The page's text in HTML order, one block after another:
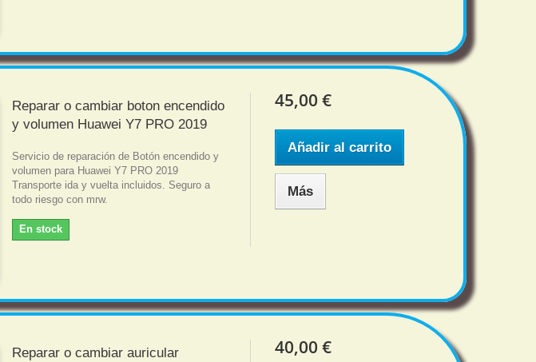
Reparar o cambiar boton encendido
y volumen Huawei Y7 PRO 2019
Servicio de reparación de Botón encendido y
volumen para Huawei Y7 PRO 2019
Transporte ida y vuelta incluidos. Seguro a
todo riesgo con mrw.
En stock
45,00 €
Añadir al carrito
Más
Reparar o cambiar auricular
40,00 €